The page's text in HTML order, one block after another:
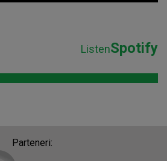
ListenSpotify
Parteneri: